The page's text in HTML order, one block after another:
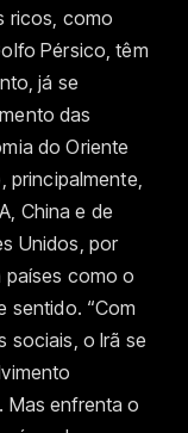
ricos, como
Pérsico, têm
já se
das
do Oriente
principalmente,
China e de
Unidos, por
países como o
sentido. “Com
sociais, o Irã se
Mas enfrenta o